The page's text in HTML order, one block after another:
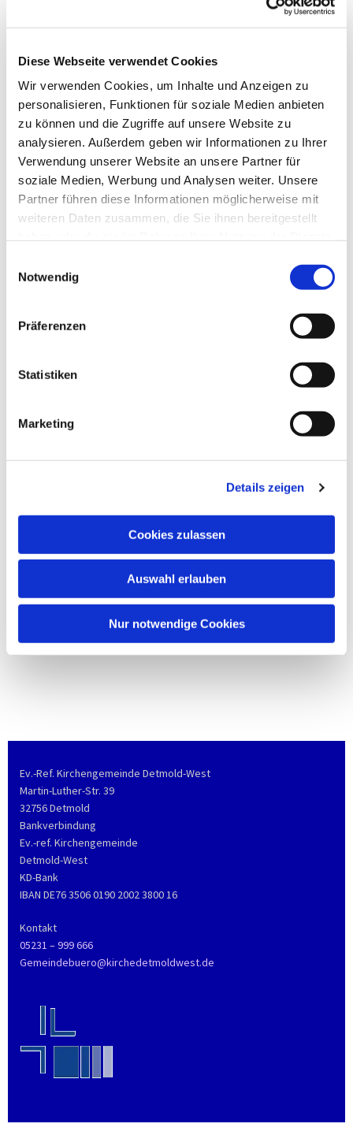
Diese Webseite verwendet Cookies
Wir verwenden Cookies, um Inhalte und Anzeigen zu
personalisieren, Funktionen für soziale Medien anbieten
zu können und die Zugriffe auf unsere Website zu
analysieren. Außerdem geben wir Informationen zu Ihrer
Verwendung unserer Website an unsere Partner für
soziale Medien, Werbung und Analysen weiter. Unsere
Partner führen diese Informationen möglicherweise mit
weiteren Daten zusammen, die Sie ihnen bereitgestellt
Notwendig
Präferenzen
Statistiken
Marketing
Details zeigen
Cookies zulassen
Auswahl erlauben
Nur notwendige Cookies
Dies könnte Sie auch
Ev.-Ref. Kirchengemeinde Detmold-West
Martin-Luther-Str. 39
32756 Detmold
Bankverbindung
Ev.-ref. Kirchengemeinde
Detmold-West
KD-Bank
IBAN DE76 3506 0190 2002 3800 16
Kontakt
05231 – 999 666
Gemeindebuero@kirchedetmoldwest.de